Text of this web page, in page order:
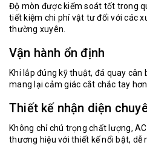
Độ mòn được kiểm soát tốt trong
tiết kiệm chi phí vật tư đối với các
thường xuyên.
Vận hành ổn định
Khi lắp đúng kỹ thuật, đá quay cân
mang lại cảm giác cắt chắc tay hơn.
Thiết kế nhận diện
Không chỉ chú trọng chất lượng,
thương hiệu với thiết kế nổi bật, dễ